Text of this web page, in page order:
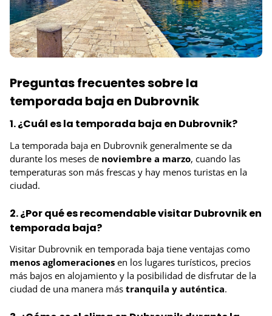
Preguntas frecuentes sobre la
temporada baja en Dubrovnik
1. ¿Cuál es la temporada baja en Dubrovnik?
La temporada baja en Dubrovnik generalmente se da
durante los meses de noviembre a marzo, cuando las
temperaturas son más frescas y hay menos turistas en la
ciudad.
2. ¿Por qué es recomendable visitar Dubrovnik en
temporada baja?
Visitar Dubrovnik en temporada baja tiene ventajas como
menos aglomeraciones en los lugares turísticos, precios
más bajos en alojamiento y la posibilidad de disfrutar de la
ciudad de una manera más tranquila y auténtica.